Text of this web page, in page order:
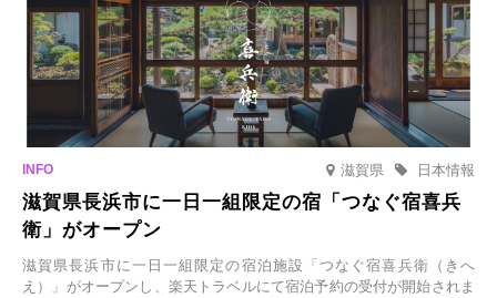
滋賀県 日本情報
滋賀県長浜市に一日一組限定の宿「つなぐ宿喜兵
衛」がオープン
滋賀県長浜市に一日一組限定の宿泊施設「つなぐ宿喜兵衛（きへ
え）」がオープンし、楽天トラベルにて宿泊予約の受付が開始されま